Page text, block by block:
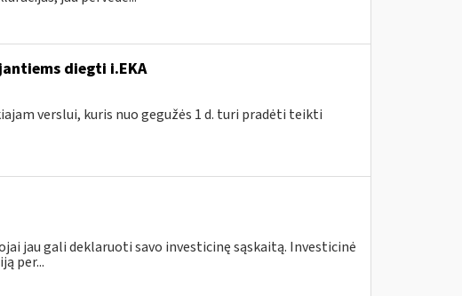
diegti i.EKA
verslui, kuris nuo gegužės 1 d. turi pradėti teikti
jau gali deklaruoti savo investicinę sąskaitą. Investicinė
per...